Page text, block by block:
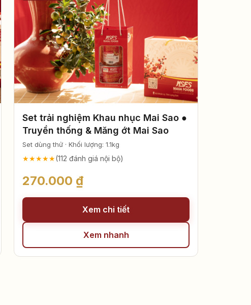
Set trải nghiệm Khau nhục Mai Sao ●
Truyền thống & Măng ớt Mai Sao
Set dùng thử · Khối lượng: 1.1kg
★★★★★(112 đánh giá nội bộ)
270.000 ₫
Xem chi tiết
Xem nhanh